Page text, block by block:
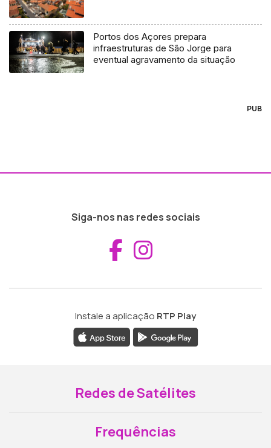
Portos dos Açores prepara
infraestruturas de São Jorge para
eventual agravamento da situação
PUB
Siga-nos nas redes sociais
Aceder ao
Instale a aplicação RTP Play
Redes de Satélites
Frequências